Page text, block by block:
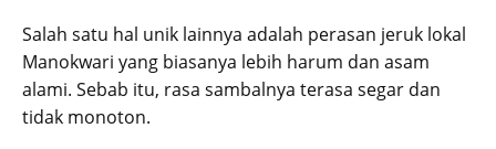
Salah satu hal unik lainnya adalah perasan jeruk lokal
Manokwari yang biasanya lebih harum dan asam
alami. Sebab itu, rasa sambalnya terasa segar dan
tidak monoton.